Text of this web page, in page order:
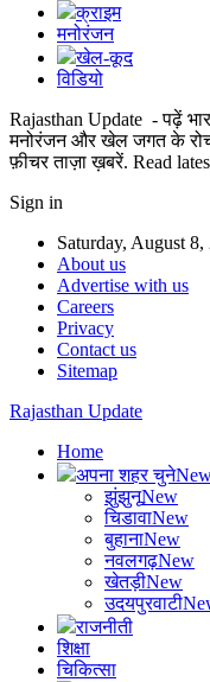
क्राइम
मनोरंजन
खेल-कूद
विडियो
Rajasthan Update - पढ़ें
मनोरंजन और खेल जगत के
फ़ीचर ताज़ा ख़बरें. Read
Sign in
Saturday, August 8,
About us
Advertise with us
Careers
Privacy
Contact us
Sitemap
Rajasthan Update
Home
अपना शहर चुने
झुंझुनूNew
चिडावाNew
बुहानाNew
नवलगढ़New
खेतड़ीNew
उदयपुरवाटी
राजनीती
शिक्षा
चिकित्सा